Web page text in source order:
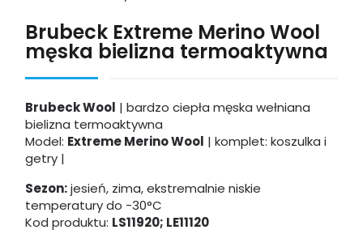
Brubeck Extreme Merino Wool
męska bielizna termoaktywna
Brubeck Wool | bardzo ciepła męska wełniana
bielizna termoaktywna
Model: Extreme Merino Wool | komplet: koszulka i
getry |
Sezon:jesień, zima, ekstremalnie niskie
temperaturydo -30°C
Kod produktu: LS11920; LE11120